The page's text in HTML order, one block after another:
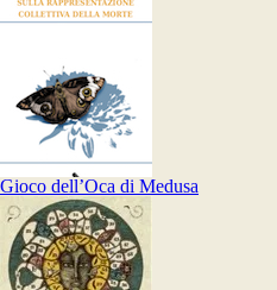
Gioco dell’Oca di Medusa